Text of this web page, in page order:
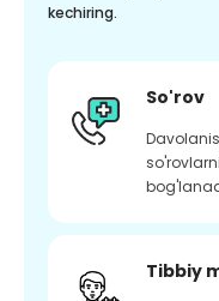
kechiring.
So'rov
Tibbiy